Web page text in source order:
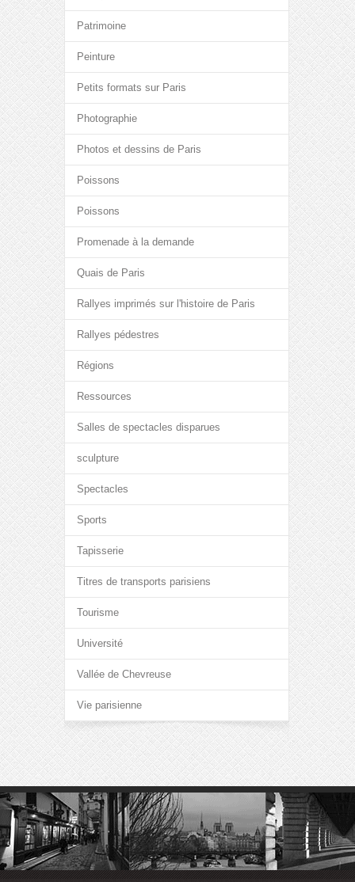
Patrimoine
Peinture
Petits formats sur Paris
Photographie
Photos et dessins de Paris
Poissons
Poissons
Promenade à la demande
Quais de Paris
Rallyes imprimés sur l'histoire de Paris
Rallyes pédestres
Régions
Ressources
Salles de spectacles disparues
sculpture
Spectacles
Sports
Tapisserie
Titres de transports parisiens
Tourisme
Université
Vallée de Chevreuse
Vie parisienne